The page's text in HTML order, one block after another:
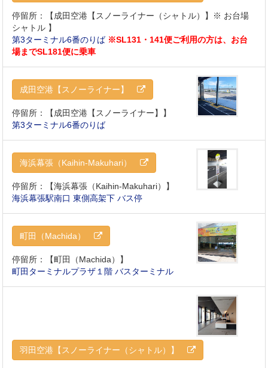
停留所：【成田空港【スノーライナー（シャトル）】※ お台場
シャトル 】
第3ターミナル6番のりば ※SL131・141便ご利用の方は、お台
場までSL181便に乗車
成田空港【スノーライナー】
停留所：【成田空港【スノーライナー】】
第3ターミナル6番のりば
海浜幕張（Kaihin-Makuhari）
停留所：【海浜幕張（Kaihin-Makuhari）】
海浜幕張駅南口 東側高架下 バス停
町田（Machida）
停留所：【町田（Machida）】
町田ターミナルプラザ１階 バスターミナル
羽田空港【スノーライナー（シャトル）】